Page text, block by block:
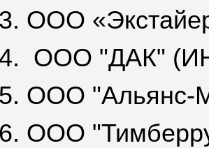
ООО
ООО "ДАК"
ООО "Альянс-
ООО